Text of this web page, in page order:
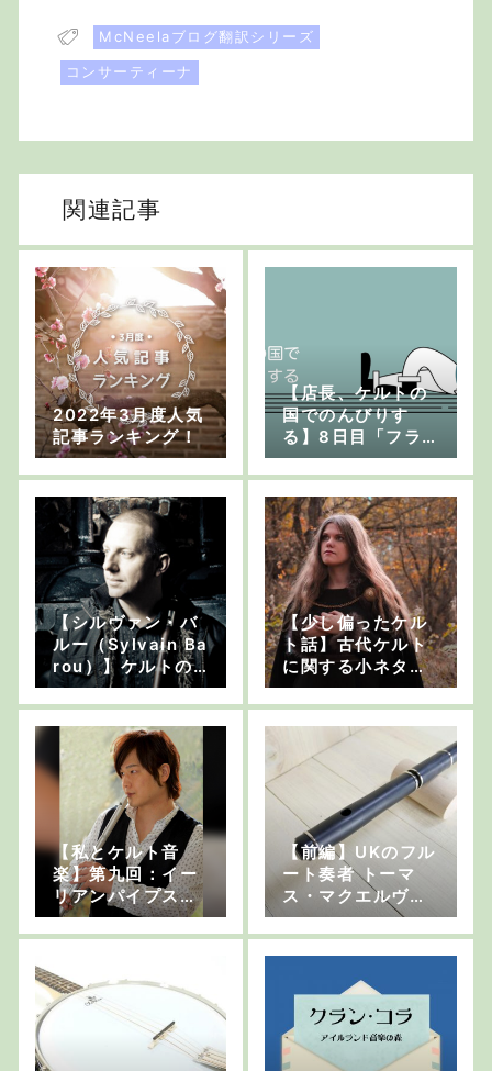
McNeelaブログ翻訳シリーズ
コンサーティーナ
関連記事
2022年3月度人気
記事ランキング！
【店長、ケルトの
国でのんびりす
る】8日目「フラ
ンスの田舎町をド
ライブ」【店長は
ラウンドアバウト
が苦手】
【シルヴァン・バ
ルー（Sylvain Ba
rou）】ケルトの
笛 インタビュー
後編
【少し偏ったケル
ト話】古代ケルト
に関する小ネタ集
「ケルティック・
ウーマン」
【私とケルト音
楽】第九回：イー
リアンパイプス奏
者 野口明生さん
後編
【前編】UKのフル
ート奏者 トーマ
ス・マクエルヴォ
ーグさん インタビ
ュー